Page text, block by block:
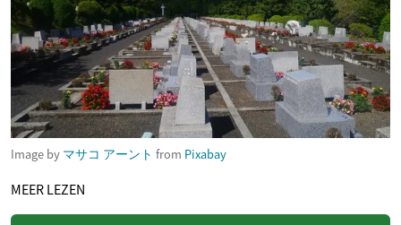
Image by マサコ アーント from Pixabay
MEER LEZEN